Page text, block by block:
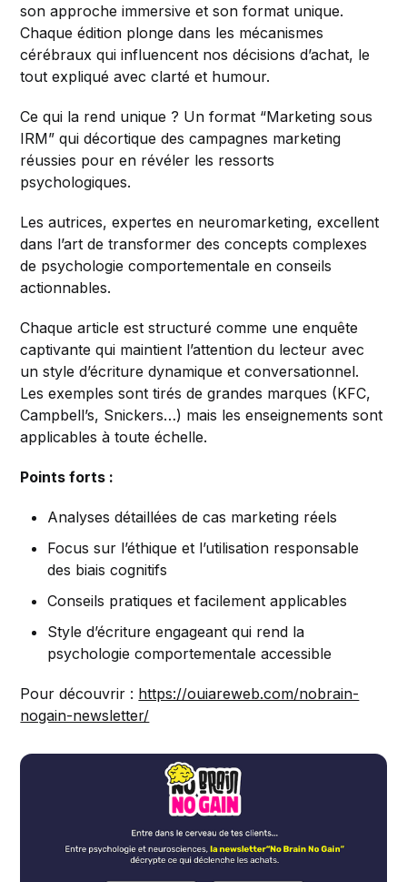
son approche immersive et son format unique.
Chaque édition plonge dans les mécanismes
cérébraux qui influencent nos décisions d’achat, le
tout expliqué avec clarté et humour.
Ce qui la rend unique ? Un format “Marketing sous
IRM” qui décortique des campagnes marketing
réussies pour en révéler les ressorts
psychologiques.
Les autrices, expertes en neuromarketing, excellent
dans l’art de transformer des concepts complexes
de psychologie comportementale en conseils
actionnables.
Chaque article est structuré comme une enquête
captivante qui maintient l’attention du lecteur avec
un style d’écriture dynamique et conversationnel.
Les exemples sont tirés de grandes marques (KFC,
Campbell’s, Snickers…) mais les enseignements sont
applicables à toute échelle.
Points forts :
Analyses détaillées de cas marketing réels
Focus sur l’éthique et l’utilisation responsable
des biais cognitifs
Conseils pratiques et facilement applicables
Style d’écriture engageant qui rend la
psychologie comportementale accessible
Pour découvrir : https://ouiareweb.com/nobrain-
nogain-newsletter/